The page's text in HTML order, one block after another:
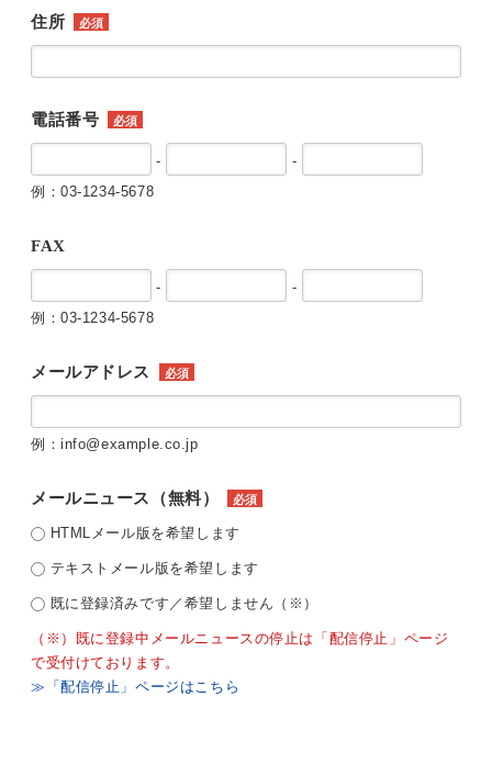
住所 必須
電話番号 必須
-
-
例：03-1234-5678
FAX
-
-
例：03-1234-5678
メールアドレス 必須
例：info@example.co.jp
メールニュース（無料） 必須
HTMLメール版を希望します
テキストメール版を希望します
既に登録済みです／希望しません（※）
（※）既に登録中メールニュースの停止は「配信停止」ページ
で受付けております。
≫「配信停止」ページはこちら